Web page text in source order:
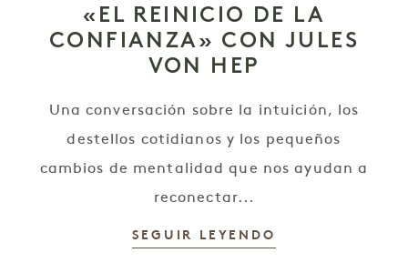
«EL REINICIO DE LA
CONFIANZA» CON JULES
VON HEP
Una conversación sobre la intuición, los
destellos cotidianos y los pequeños
cambios de mentalidad que nos ayudan a
reconectar...
SEGUIR LEYENDO